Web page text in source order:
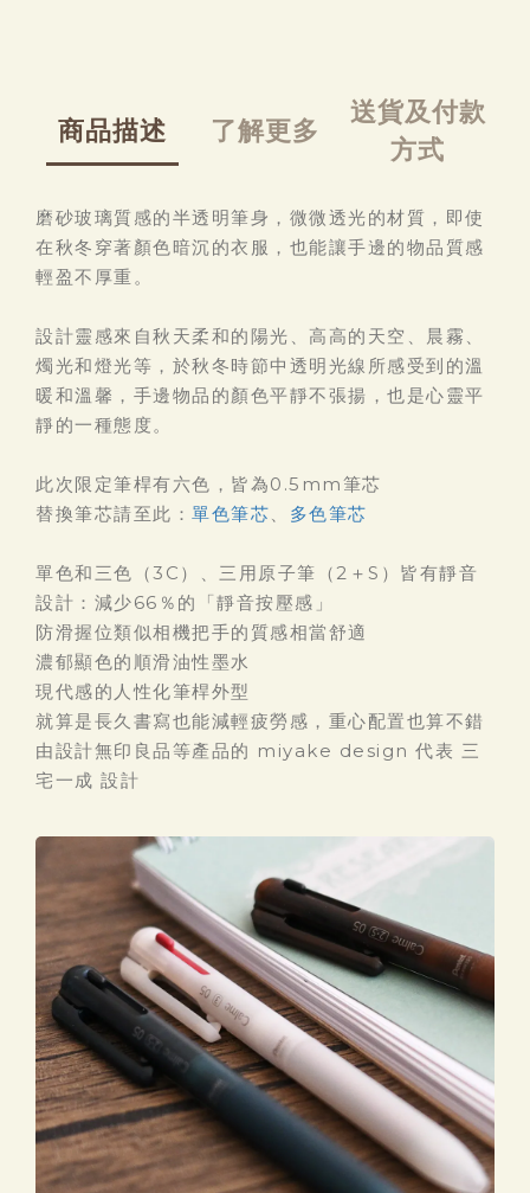
商品描述 了解更多
送貨及付款
方式
磨砂玻璃質感的半透明筆身，微微透光的材質，即使
在秋冬穿著顏色暗沉的衣服，也能讓手邊的物品質感
輕盈不厚重。
設計靈感來自秋天柔和的陽光、高高的天空、晨霧、
燭光和燈光等，於秋冬時節中透明光線所感受到的溫
暖和溫馨，手邊物品的顏色平靜不張揚，也是心靈平
靜的一種態度。
此次限定筆桿有六色，皆為0.5mm筆芯
替換筆芯請至此： 單色筆芯、 多色筆芯
單色和三色（3C）、三用原子筆（2＋S）皆有靜音
設計：減少66％的「靜音按壓感」
防滑握位類似相機把手的質感相當舒適
濃郁顯色的順滑油性墨水
現代感的人性化筆桿外型
就算是長久書寫也能減輕疲勞感，重心配置也算不錯
由設計無印良品等產品的 miyake design 代表 三
宅一成 設計